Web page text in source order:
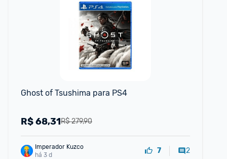
Ghost of Tsushima para PS4
R$ 279,90
R$68,31
Imperador Kuzco
há 3 d
7 2